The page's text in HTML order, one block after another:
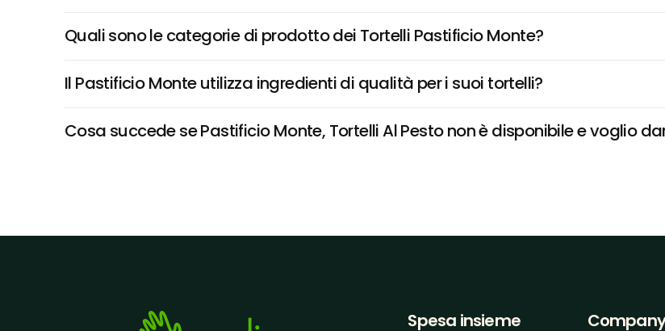
Quali sono le categorie di prodotto dei Tortelli Pastificio Monte?
Il Pastificio Monte utilizza ingredienti di qualità per i suoi tortelli?
Cosa succede se Pastificio Monte, Tortelli Al Pesto non è disponibile e voglio
Spesa insieme Company